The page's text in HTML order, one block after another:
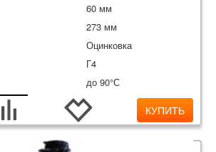
60 мм
273 мм
Оцинковка
Г4
до 90°С
КУПИТЬ